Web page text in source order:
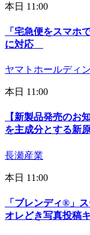
本日 11:00
「宅急便をスマホ
に対応
ヤマトホールディ
本日 11:00
【新製品発売のお
を主成分とする新
長瀬産業
本日 11:00
「ブレンディ®」
オレどき写真投稿